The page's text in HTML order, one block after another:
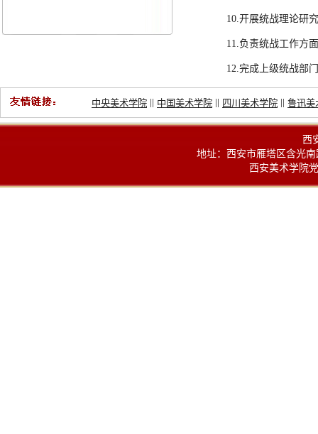
10.开展统战理论研
11.负责统战工作方
12.完成上级统战部
中央美术学院 || 中国美术学院 || 四川美术学院 || 鲁迅美
西
地址：西安市雁塔区含光
西安美术学院